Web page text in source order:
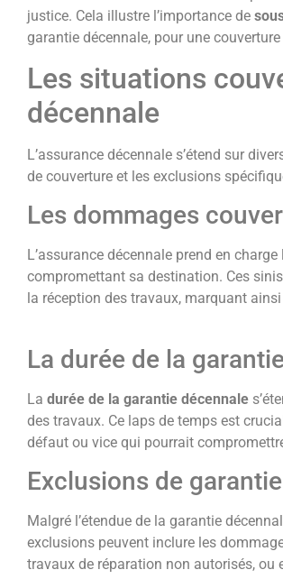
justice. Cela illustre l’importance de
garantie décennale, pour une
Les situations
décennale
L’assurance décennale s’étend sur
de couverture et les exclusions
Les dommages
L’assurance décennale prend en
compromettant sa destination. Ces
la réception des travaux, marquant
La durée de la
La durée de la garantie décennale
des travaux. Ce laps de temps est
défaut ou vice qui pourrait
Exclusions de garantie
Malgré l’étendue de la garantie
exclusions peuvent inclure les
travaux de réparation non autorisés, ou